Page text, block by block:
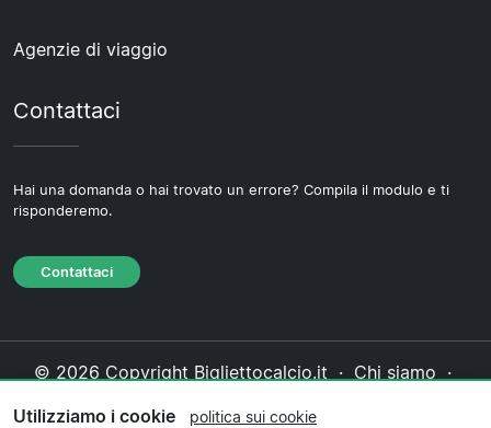
Agenzie di viaggio
Contattaci
Hai una domanda o hai trovato un errore? Compila il modulo e ti
risponderemo.
Contattaci
© 2026 Copyright Bigliettocalcio.it · Chi siamo ·
Utilizziamo i cookie politica sui cookie